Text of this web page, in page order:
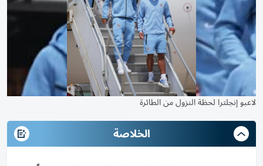
لاعبو إنجلترا لحظة النزول من الطائرة
الخلاصة